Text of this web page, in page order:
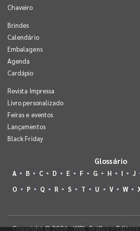
Chaveiro
Brindes
Calendário
Embalagens
Agenda
Cardápio
Revista Impressa
Livro personalizado
Feiras e eventos
Lançamentos
Black Friday
Glossário
A B C D E F G H I J
O
P Q R S T U V W
Copyright © 2026 - WBL Gráfica e